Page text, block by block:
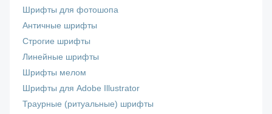
Шрифты для фотошопа
Античные шрифты
Строгие шрифты
Линейные шрифты
Шрифты мелом
Шрифты для Adobe Illustrator
Траурные (ритуальные) шрифты